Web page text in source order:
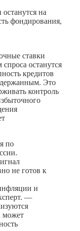
на
фондирования,
ставки
останутся
кредитов
Это
контроль
по
не готов к
и
—
может